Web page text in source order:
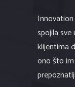
spojila sve
klijentima
ono što